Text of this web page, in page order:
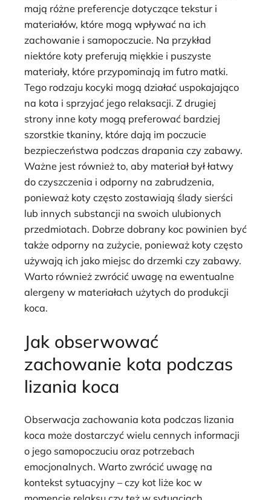
mają różne preferencje dotyczące tekstur i
materiałów, które mogą wpływać na ich
zachowanie i samopoczucie. Na przykład
niektóre koty preferują miękkie i puszyste
materiały, które przypominają im futro matki.
Tego rodzaju kocyki mogą działać uspokajająco
na kota i sprzyjać jego relaksacji. Z drugiej
strony inne koty mogą preferować bardziej
szorstkie tkaniny, które dają im poczucie
bezpieczeństwa podczas drapania czy zabawy.
Ważne jest również to, aby materiał był łatwy
do czyszczenia i odporny na zabrudzenia,
ponieważ koty często zostawiają ślady sierści
lub innych substancji na swoich ulubionych
przedmiotach. Dobrze dobrany koc powinien być
także odporny na zużycie, ponieważ koty często
używają ich jako miejsc do drzemki czy zabawy.
Warto również zwrócić uwagę na ewentualne
alergeny w materiałach użytych do produkcji
koca.
Jak obserwować
zachowanie kota podczas
lizania koca
Obserwacja zachowania kota podczas lizania
koca może dostarczyć wielu cennych informacji
o jego samopoczuciu oraz potrzebach
emocjonalnych. Warto zwrócić uwagę na
kontekst sytuacyjny – czy kot liże koc w